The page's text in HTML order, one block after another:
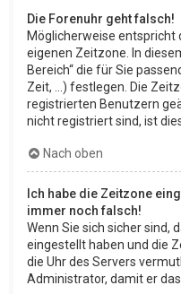
Die Forenuhr geht falsch!
Möglicherweise entspricht
eigenen Zeitzone. In
Bereich“ die für Sie
Zeit, ...) festlegen. Die
registrierten Benutzern
nicht registriert sind, ist
Nach oben
Ich habe die Zeitzone
immer noch falsch!
Wenn Sie sich sicher sind,
eingestellt haben und die
die Uhr des Servers
Administrator, damit er